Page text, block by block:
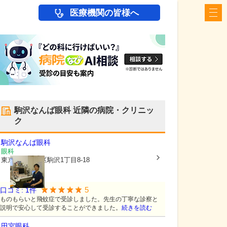
医療機関の皆様へ
駒沢なんば眼科近隣の病院・クリニッ
ク
駒沢なんば眼科
眼科
東京都世田谷区駒沢1丁目8-18
口コミ:1件 5
ものもらいと飛蚊症で受診しました。先生の丁寧な診察と
説明で安心して受診することができました。 続きを読む